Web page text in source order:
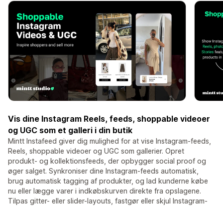
Vis dine Instagram Reels, feeds, shoppable videoer
og UGC som et galleri i din butik
Mintt Instafeed giver dig mulighed for at vise Instagram-feeds,
Reels, shoppable videoer og UGC som gallerier. Opret
produkt- og kollektionsfeeds, der opbygger social proof og
øger salget. Synkroniser dine Instagram-feeds automatisk,
brug automatisk tagging af produkter, og lad kunderne købe
nu eller lægge varer i indkøbskurven direkte fra opslagene.
Tilpas gitter- eller slider-layouts, fastgør eller skjul Instagram-